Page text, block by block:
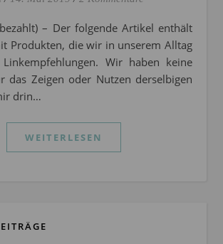
Produkten, die wir in unserem Alltag
Wir haben keine
das Zeigen oder Nutzen derselbigen
drin…
WEITERLESEN